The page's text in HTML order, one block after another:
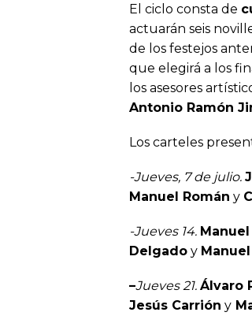
El ciclo consta de
actuarán seis
de los festejos
que elegirá a los
los asesores
Antonio Ramón
Los carteles
-Jueves, 7 de julio.
Manuel Román y
-Jueves 14.
Delgado y
–Jueves 21. Álvaro
Jesús Carrión y